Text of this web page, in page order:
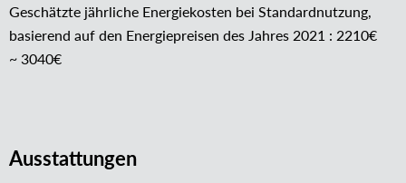
Geschätzte jährliche Energiekosten bei Standardnutzung,
basierend auf den Energiepreisen des Jahres 2021 : 2210€
~ 3040€
Ausstattungen